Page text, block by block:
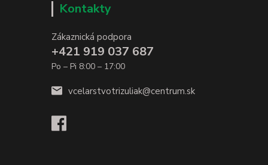
Kontakty
Zákaznická podpora
+421 919 037 687
Po – Pi 8:00 – 17:00
vcelarstvotrizuliak@centrum.sk